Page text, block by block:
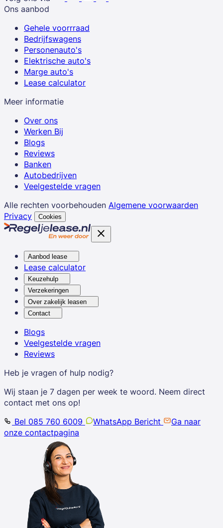
Ons aanbod
Gehele voorrraad
Bedrijfswagens
Personenauto's
Elektrische auto's
Marge auto's
Lease calculator
Meer informatie
Over ons
Werken Bij
Blogs
Reviews
Banken
Autobedrijven
Veelgestelde vragen
Alle rechten voorbehouden Algemene voorwaarden
Privacy
Cookies
Aanbod lease
Lease calculator
Keuzehulp
Verzekeringen
Over zakelijk leasen
Contact
Blogs
Veelgestelde vragen
Reviews
Heb je vragen of hulp nodig?
Wij staan je 7 dagen per week te woord. Neem direct
contact met ons op!
Bel 085 760 6009
WhatsApp Bericht
Ga naar
onze contactpagina